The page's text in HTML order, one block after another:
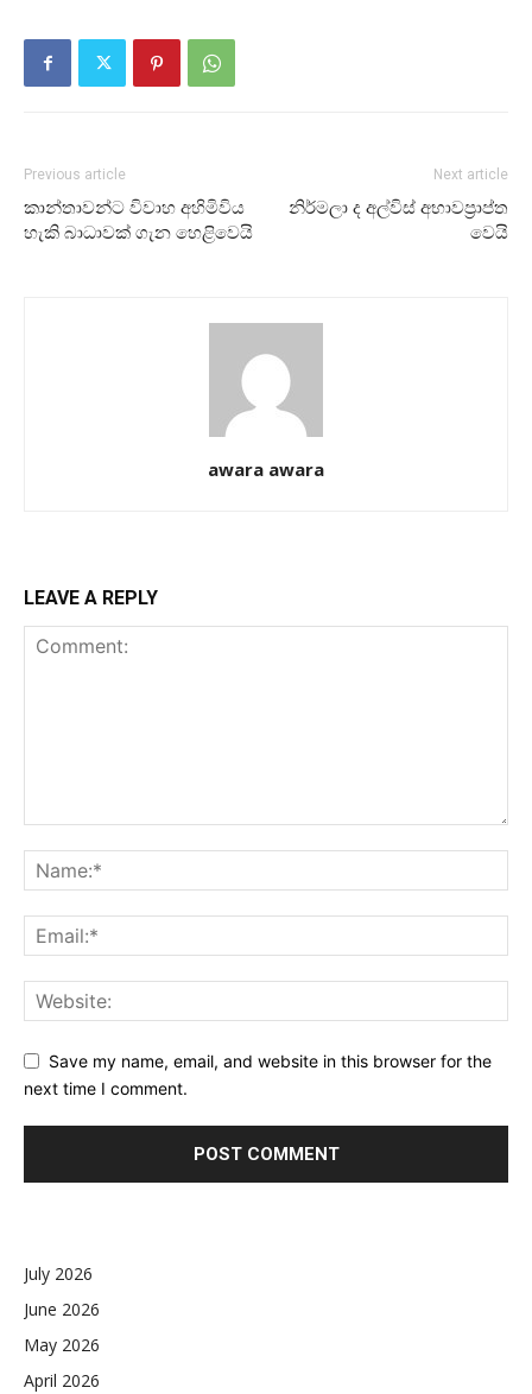
Previous article
කාන්තාවන්ට විවාහ අහිමිවිය
හැකි බාධාවක් ගැන හෙළිවෙයි
Next article
නිර්මලා ද අල්විස් අභාවප්‍රාප්ත
වෙයි
awara awara
LEAVE A REPLY
Save my name, email, and website in this browser for the
next time I comment.
July 2026
June 2026
May 2026
April 2026